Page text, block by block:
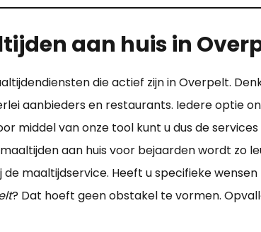
aan huis in
die actief zijn in Overpelt.
aanbieders en restaurants. Iedere optie
middel van onze tool kunt u dus de
aan huis voor bejaarden wordt zo
maaltijdservice. Heeft u specifieke
? Dat hoeft geen obstakel te vormen.